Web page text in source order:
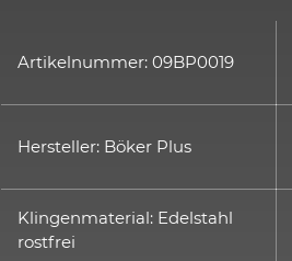
Artikelnummer: 09BP0019
Hersteller: Böker Plus
Klingenmaterial: Edelstahl
rostfrei